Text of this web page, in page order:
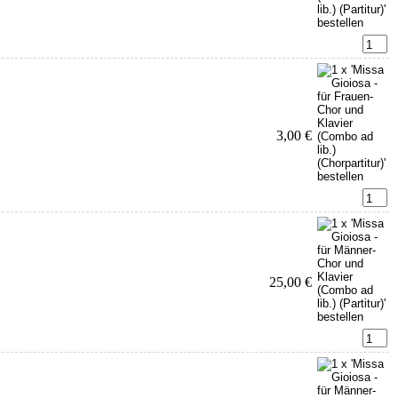
3,00 €
25,00 €